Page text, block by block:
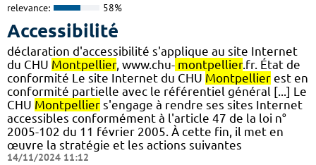
relevance: 58%
Accessibilité
déclaration d'accessibilité s'applique au site Internet
du CHU Montpellier, www.chu- montpellier.fr. État de
conformité Le site Internet du CHU Montpellier est en
conformité partielle avec le référentiel général [...] Le
CHU Montpellier s'engage à rendre ses sites Internet
accessibles conformément à l'article 47 de la loi n°
2005-102 du 11 février 2005. À cette fin, il met en
œuvre la stratégie et les actions suivantes
14/11/2024 11:12